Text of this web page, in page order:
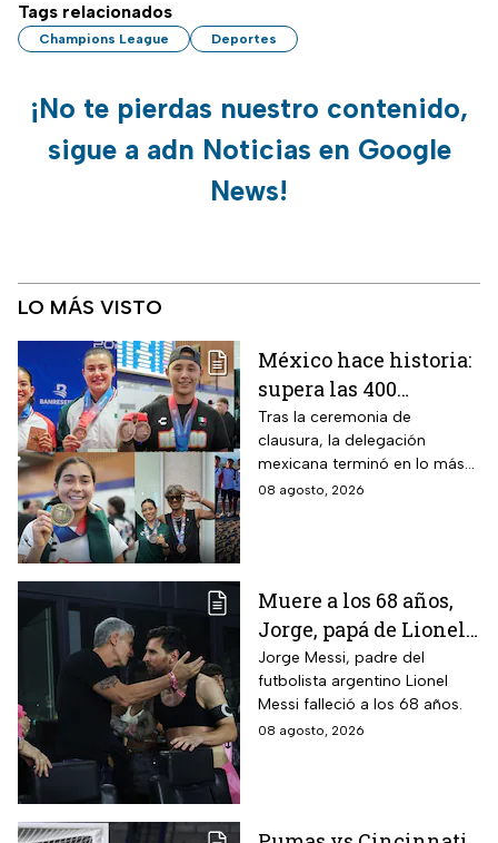
Tags relacionados
Champions League Deportes
¡No te pierdas nuestro contenido,
sigue a adn Noticias en Google
News!
LO MÁS VISTO
México hace historia:
supera las 400
medallas en los
Juegos
Centroamericanos
2026 e impone récords
Tras la ceremonia de
clausura, la delegación
mexicana terminó en lo más
alto del medallero
08 agosto, 2026
Muere a los 68 años,
Jorge, papá de Lionel
Messi
Jorge Messi, padre del
futbolista argentino Lionel
Messi falleció a los 68 años.
08 agosto, 2026